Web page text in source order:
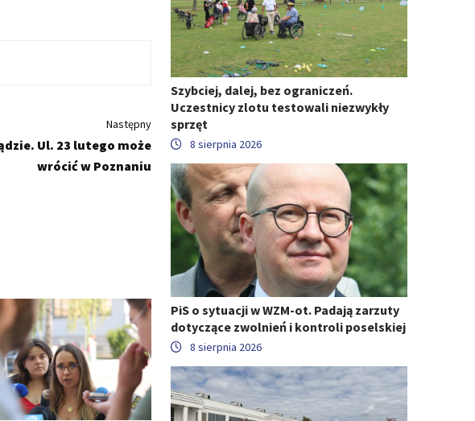
Następny
Ul. 23 lutego może
wrócić w Poznaniu
Szybciej, dalej, bez ograniczeń.
Uczestnicy zlotu testowali niezwykły
sprzęt
8 sierpnia 2026
PiS o sytuacji w WZM-ot. Padają zarzuty
dotyczące zwolnień i kontroli poselskiej
8 sierpnia 2026